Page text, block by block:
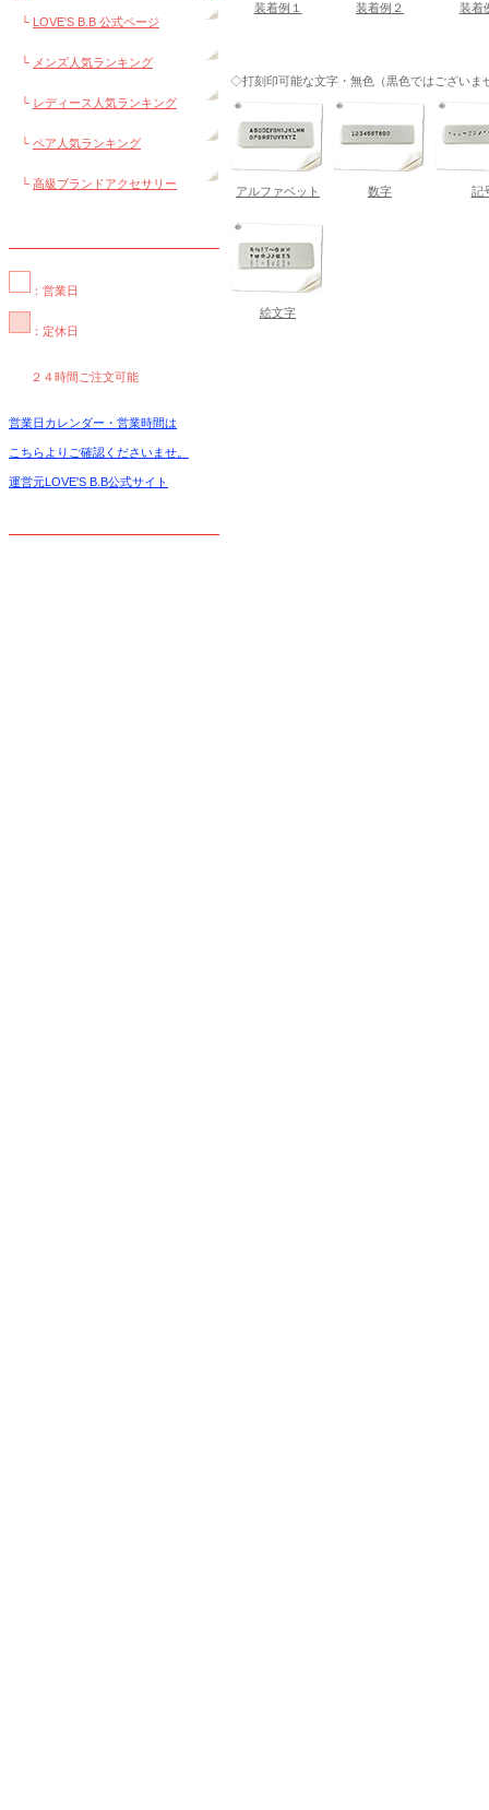
└ LOVE'S B.B 公式ページ
└ メンズ人気ランキング
└ レディース人気ランキング
└ ペア人気ランキング
└ 高級ブランドアクセサリー
：営業日
：定休日
２４時間ご注文可能
営業日カレンダー・営業時間は
こちらよりご確認くださいませ。
運営元LOVE'S B.B公式サイト
装着例１ 装着例２ 装着
◇打刻印可能な文字・無色（黒色ではございま
アルファベット 数字 記
絵文字